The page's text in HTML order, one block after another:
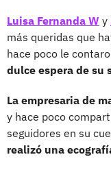
Luisa Fernanda W y
más queridas que
hace poco le
dulce espera de su
La empresaria de
y hace poco
seguidores en su
realizó una